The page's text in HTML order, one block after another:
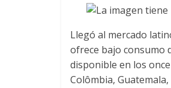
u
Llegó al mercado
ofrece bajo consumo
disponible en los
Colômbia,